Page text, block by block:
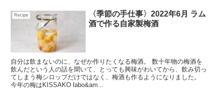
Recipe
〈季節の手仕事〉2022年6月 ラム
酒で作る自家製梅酒
自分は飲まないのに、なぜか作りたくなる梅酒。 数十年物の梅酒を
飲んだという人の話を聞いて、とっても興味がわいてから、飲み切っ
てしまう梅シロップだけではなく、梅酒も作るようになりました。
今年の梅はKISSAKO labo&am...